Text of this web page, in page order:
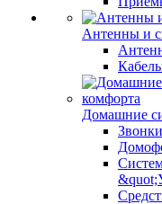
Антенны и
Домашние